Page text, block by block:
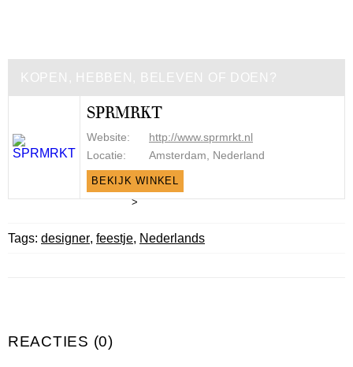
KOPEN, HEBBEN, BELEVEN OF DOEN?
SPRMRKT
Website:
http://www.sprmrkt.nl
Locatie:
Amsterdam, Nederland
BEKIJK WINKEL
>
Tags: designer, feestje, Nederlands
REACTIES (0)